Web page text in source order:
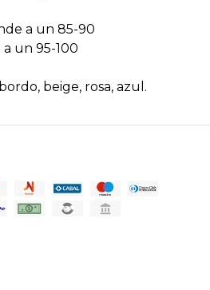
a un 85-90
un 95-100
beige, rosa, azul.